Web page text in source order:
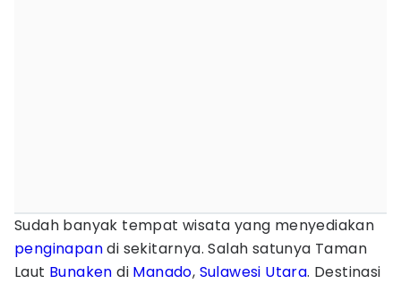
Sudah banyak tempat wisata yang menyediakan
penginapandi sekitarnya. Salah satunya Taman
Laut Bunaken di Manado, Sulawesi Utara. Destinasi